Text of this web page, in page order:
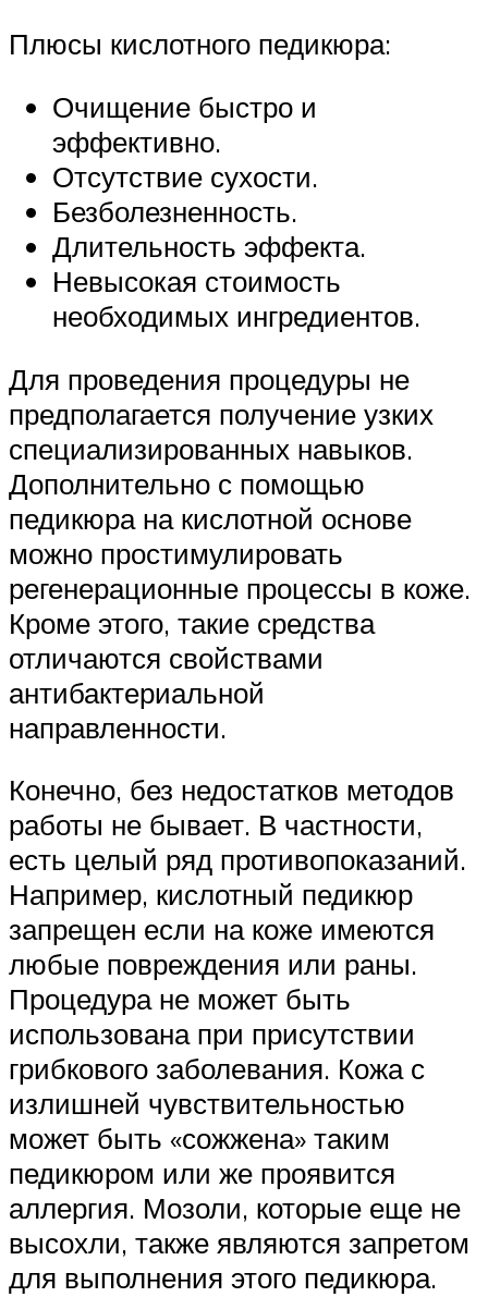
Плюсы кислотного педикюра:
Очищение быстро и
эффективно.
Отсутствие сухости.
Безболезненность.
Длительность эффекта.
Невысокая стоимость
необходимых ингредиентов.
Для проведения процедуры не
предполагается получение узких
специализированных навыков.
Дополнительно с помощью
педикюра на кислотной основе
можно простимулировать
регенерационные процессы в коже.
Кроме этого, такие средства
отличаются свойствами
антибактериальной
направленности.
Конечно, без недостатков методов
работы не бывает. В частности,
есть целый ряд противопоказаний.
Например, кислотный педикюр
запрещен если на коже имеются
любые повреждения или раны.
Процедура не может быть
использована при присутствии
грибкового заболевания. Кожа с
излишней чувствительностью
может быть «сожжена» таким
педикюром или же проявится
аллергия. Мозоли, которые еще не
высохли, также являются запретом
для выполнения этого педикюра.